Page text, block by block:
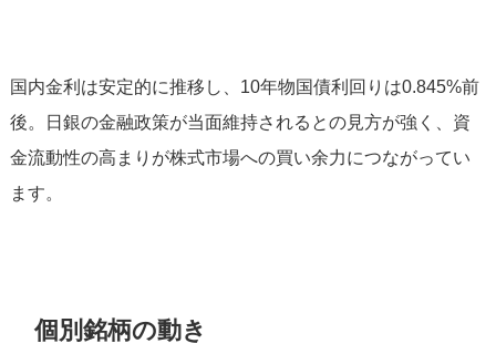
国内金利は安定的に推移し、10年物国債利回りは0.845%前
後。日銀の金融政策が当面維持されるとの見方が強く、資
金流動性の高まりが株式市場への買い余力につながってい
ます。
個別銘柄の動き